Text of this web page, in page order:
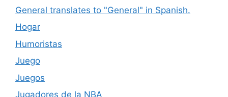
General translates to "General" in Spanish.
Hogar
Humoristas
Juego
Juegos
Jugadores de la NBA